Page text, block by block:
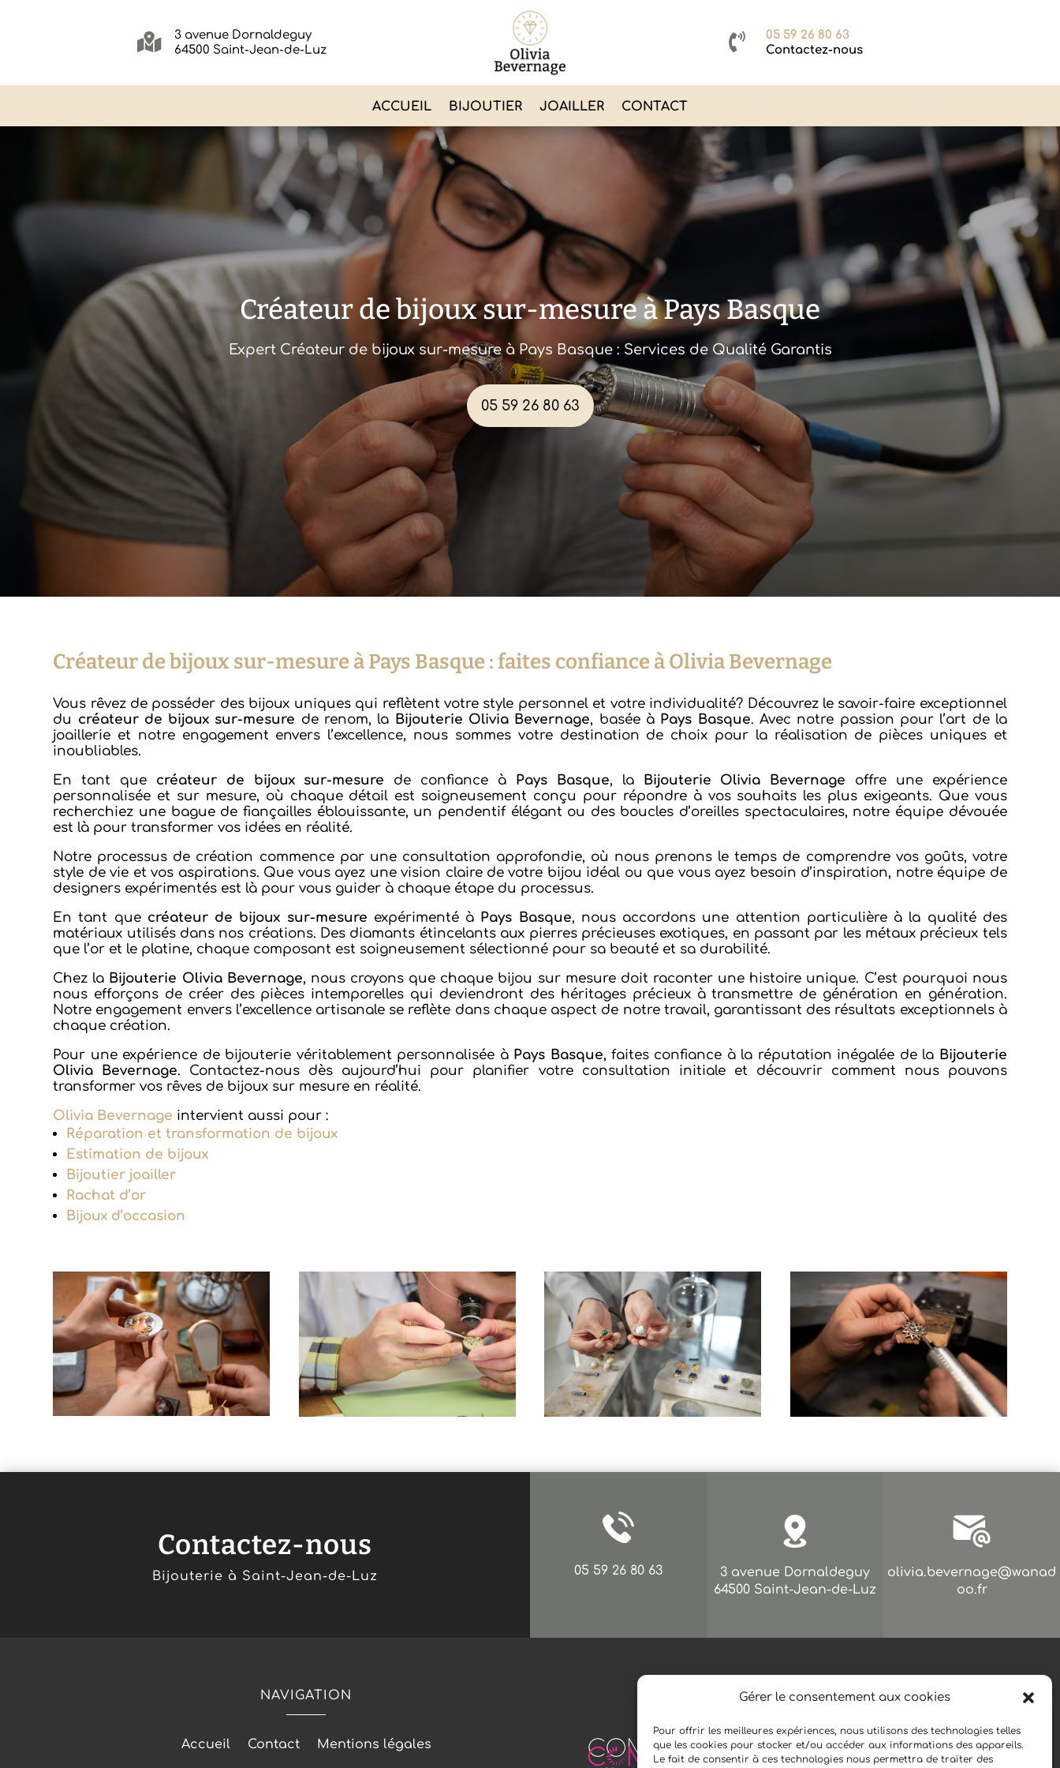
Gérer le consentement aux cookies
Pour offrir les meilleures expériences, nous utilisons des technologies telles
que les cookies pour stocker et/ou accéder aux informations des appareils.
Le fait de consentir à ces technologies nous permettra de traiter des

3 avenue Dornaldeguy
64500 Saint-Jean-de-Luz

05 59 26 80 63
Contactez-nous
ACCUEIL BIJOUTIER JOAILLER CONTACT
Créateur de bijoux sur-mesure à Pays Basque
Expert Créateur de bijoux sur-mesure à Pays Basque : Services de Qualité Garantis
05 59 26 80 63
Créateur de bijoux sur-mesure à Pays Basque: faites confiance àOlivia Bevernage
Vous rêvez de posséder des bijoux uniques qui reflètent votre style personnel et votre individualité? Découvrez le savoir-faire exceptionnel
du créateur de bijoux sur-mesure de renom, la Bijouterie Olivia Bevernage, basée à Pays Basque. Avec notre passion pour l’art de la
joaillerie et notre engagement envers l’excellence, nous sommes votre destination de choix pour la réalisation de pièces uniques et
inoubliables.
En tant que créateur de bijoux sur-mesure de confiance à Pays Basque, la Bijouterie Olivia Bevernage offre une expérience
personnalisée et sur mesure, où chaque détail est soigneusement conçu pour répondre à vos souhaits les plus exigeants. Que vous
recherchiez une bague de fiançailles éblouissante, un pendentif élégant ou des boucles d’oreilles spectaculaires, notre équipe dévouée
est là pour transformer vos idées en réalité.
Notre processus de création commence par une consultation approfondie, où nous prenons le temps de comprendre vos goûts, votre
style de vie et vos aspirations. Que vous ayez une vision claire de votre bijou idéal ou que vous ayez besoin d’inspiration, notre équipe de
designers expérimentés est là pour vous guider à chaque étape du processus.
En tant que créateur de bijoux sur-mesure expérimenté à Pays Basque, nous accordons une attention particulière à la qualité des
matériaux utilisés dans nos créations. Des diamants étincelants aux pierres précieuses exotiques, en passant par les métaux précieux tels
que l’or et le platine, chaque composant est soigneusement sélectionné pour sa beauté et sa durabilité.
Chez la Bijouterie Olivia Bevernage, nous croyons que chaque bijou sur mesure doit raconter une histoire unique. C’est pourquoi nous
nous efforçons de créer des pièces intemporelles qui deviendront des héritages précieux à transmettre de génération en génération.
Notre engagement envers l’excellence artisanale se reflète dans chaque aspect de notre travail, garantissant des résultats exceptionnels à
chaque création.
Pour une expérience de bijouterie véritablement personnalisée à Pays Basque, faites confiance à la réputation inégalée de la Bijouterie
Olivia Bevernage. Contactez-nous dès aujourd’hui pour planifier votre consultation initiale et découvrir comment nous pouvons
transformer vos rêves de bijoux sur mesure en réalité.
Olivia Bevernage intervient aussi pour :
Réparation et transformation de bijoux
Estimation de bijoux
Bijoutier joailler
Rachat d’or
Bijoux d’occasion
Contactez-nous
Bijouterie à Saint-Jean-de-Luz 05 59 26 80 63
3 avenue Dornaldeguy
64500 Saint-Jean-de-Luz
olivia.bevernage@wanad
oo.fr
NAVIGATION
Accueil Contact Mentions légales
RÉALISATION